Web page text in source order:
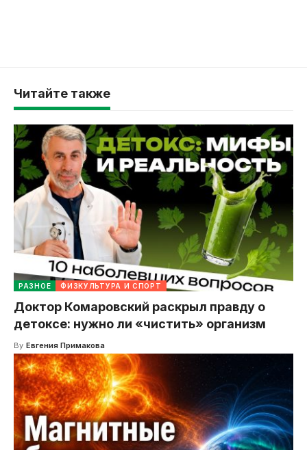
Читайте также
РАЗНОЕ ФИЗКУЛЬТУРА И СПОРТ
Доктор Комаровский раскрыл правду о
детоксе: нужно ли «чистить» организм
By Евгения Примакова